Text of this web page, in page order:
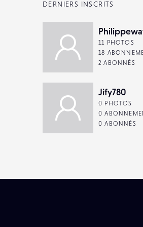
DERNIERS INSCRITS
11 PHOTOS
18
2 ABONNÉS
Jify780
0 PHOTOS
0
0 ABONNÉS